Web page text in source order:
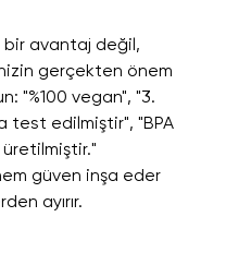
bir avantaj değil,
gerçekten önem
"%100 vegan", "3.
test edilmiştir", "BPA
güven inşa eder
ayırır.